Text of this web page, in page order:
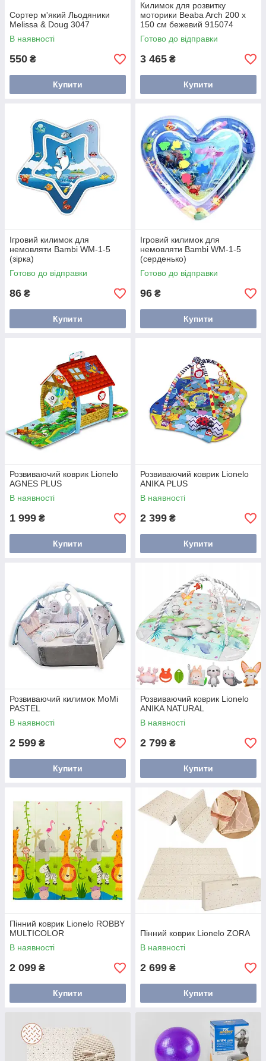
Сортер м'який Льодяники
Melissa & Doug 3047
В наявності
550 ₴
Купити
Килимок для розвитку
моторики Beaba Arch 200 x
150 см бежевий 915074
Готово до відправки
3 465 ₴
Купити
Ігровий килимок для
немовляти Bambi WM-1-5
(зірка)
Готово до відправки
86 ₴
Купити
Ігровий килимок для
немовляти Bambi WM-1-5
(серденько)
Готово до відправки
96 ₴
Купити
Розвиваючий коврик Lionelo
AGNES PLUS
В наявності
1 999 ₴
Купити
Розвиваючий коврик Lionelo
ANIKA PLUS
В наявності
2 399 ₴
Купити
Розвиваючий килимок MoMi
PASTEL
В наявності
2 599 ₴
Купити
Розвиваючий коврик Lionelo
ANIKA NATURAL
В наявності
2 799 ₴
Купити
Пінний коврик Lionelo ROBBY
MULTICOLOR
В наявності
2 099 ₴
Купити
Пінний коврик Lionelo ZORA
В наявності
2 699 ₴
Купити